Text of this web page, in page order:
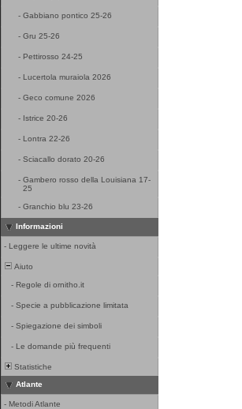
- Gabbiano pontico 25-26
- Gru 25-26
- Pettirosso 24-25
- Lucertola muraiola 2026
- Geco comune 2026
- Istrice 20-26
- Lontra 22-26
- Sciacallo dorato 20-26
- Gambero rosso della Louisiana 17-
25
- Granchio blu 23-26
Informazioni
- Leggere le ultime novità
Aiuto
- Regole di ornitho.it
- Specie a pubblicazione limitata
- Spiegazione dei simboli
- Le domande più frequenti
Statistiche
Atlante
- Metodi Atlante